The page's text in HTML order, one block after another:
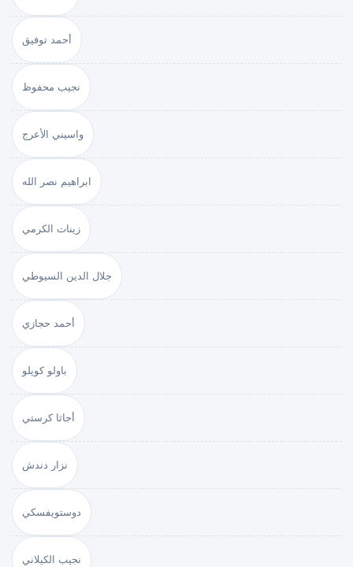
أحمد توفيق
نجيب محفوظ
واسيني الأعرج
ابراهيم نصر الله
زينات الكرمي
جلال الدين السيوطي
أحمد حجازي
باولو كويلو
أجاثا كرستي
نزار دندش
دوستويفسكي
نجيب الكيلاني